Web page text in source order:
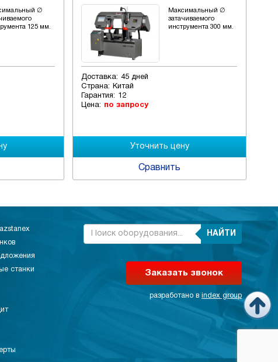
∅
300 мм.
Максимальный ∅
затачиваемого
инструмента 200 мм.
Доставка: 45 дней
Страна: Китай
Гарантия:
12
Цена: по запросу
Сравнить
станки
НАЙТИ
Заказать звонок
разработано в index group